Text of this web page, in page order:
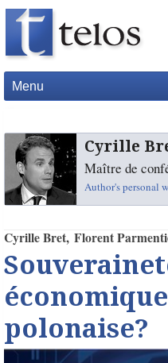
Menu
Cyrille
Maître de
Author's personal
Cyrille Bret Florent
polonaise?